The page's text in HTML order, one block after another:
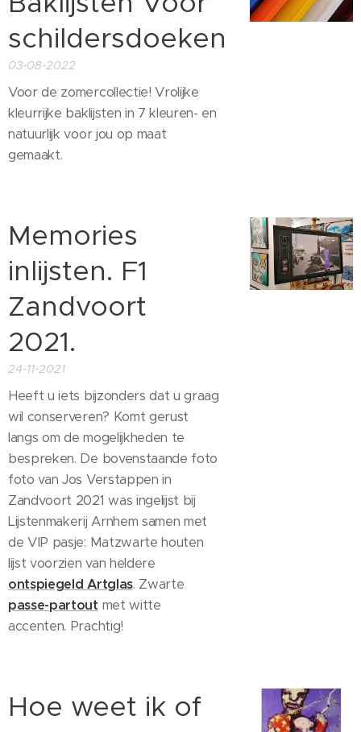
schildersdoeken
03-08-2022
Voor de zomercollectie! Vrolijke
kleurrijke baklijsten in 7 kleuren- en
natuurlijk voor jou op maat
gemaakt.
Memories
inlijsten. F1
Zandvoort
2021.
24-11-2021
Heeft u iets bijzonders dat u graag
wil conserveren? Komt gerust
langs om de mogelijkheden te
bespreken. De bovenstaande foto
foto van Jos Verstappen in
Zandvoort 2021 was ingelijst bij
Lijstenmakerij Arnhem samen met
de VIP pasje: Matzwarte houten
lijst voorzien van heldere
ontspiegeld Artglas. Zwarte
passe-partout met witte
accenten. Prachtig!
Hoe weet ik of